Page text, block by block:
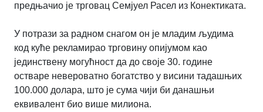
предњачио је трговац Семјуел Расел из Конектиката.
У потрази за радном снагом он је младим људима
код куће рекламирао трговину опијумом као
јединствену могућност да до своје 30. године
остваре невероватно богатство у висини тадашњих
100.000 долара, што је сума чији би данашњи
еквивалент био више милиона.